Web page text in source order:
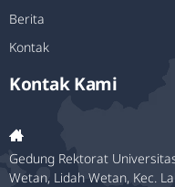
Berita
Kontak
Kontak Kami
Gedung Rektorat
Wetan, Lidah Wetan, Kec.